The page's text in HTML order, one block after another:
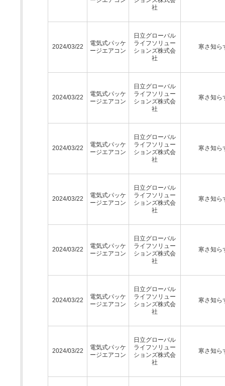
社
2024/03/22
電気式パッケ
ージエアコン
日立グローバル
ライフソリュー
ションズ株式会
社
寒さ知ら
2024/03/22
電気式パッケ
ージエアコン
日立グローバル
ライフソリュー
ションズ株式会
社
寒さ知ら
2024/03/22
電気式パッケ
ージエアコン
日立グローバル
ライフソリュー
ションズ株式会
社
寒さ知ら
2024/03/22
電気式パッケ
ージエアコン
日立グローバル
ライフソリュー
ションズ株式会
社
寒さ知ら
2024/03/22
電気式パッケ
ージエアコン
日立グローバル
ライフソリュー
ションズ株式会
社
寒さ知ら
2024/03/22
電気式パッケ
ージエアコン
日立グローバル
ライフソリュー
ションズ株式会
社
寒さ知ら
2024/03/22
電気式パッケ
ージエアコン
日立グローバル
ライフソリュー
ションズ株式会
社
寒さ知ら